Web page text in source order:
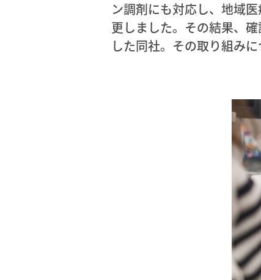
ン調剤にも対応し、地域
更しました。その結果、
した同社。その取り組み